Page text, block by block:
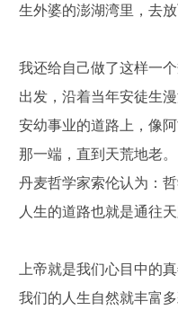
生外婆的澎湖湾里，去放
我还给自己做了这样一
出发，沿着当年安徒生
安幼事业的道路上，像
那一端，直到天荒地老。
丹麦哲学家索伦认为：
人生的道路也就是通往天
上帝就是我们心目中的
我们的人生自然就丰富多